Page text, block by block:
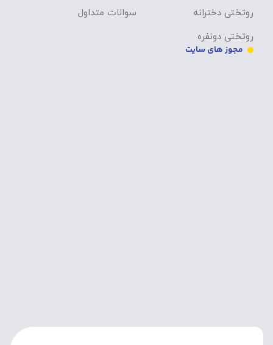
روتختی دخترانه
روتختی دونفره
سوالات متداول
مجوز های سایت